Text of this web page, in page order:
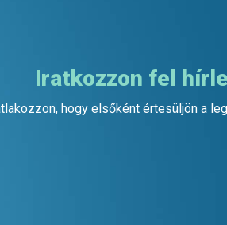
Iratkozzon fel
hogy elsőként értesüljön a